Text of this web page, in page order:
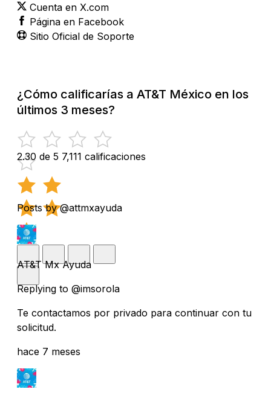
Cuenta en X.com
Página en Facebook
Sitio Oficial de Soporte
¿Cómo calificarías a AT&T México en los
últimos 3 meses?
2.30 de 5 7,111 calificaciones
Posts by @attmxayuda
AT&T Mx Ayuda
Replying to @imsorola
Te contactamos por privado para continuar con tu
solicitud.
hace 7 meses